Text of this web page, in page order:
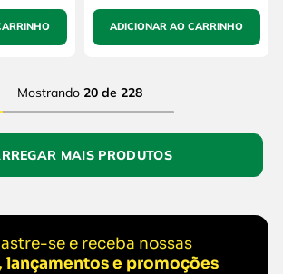
ADICIONAR AO CARRINHO
Mostrando 20 de 228
se e receba nossas
lançamentos e promoções